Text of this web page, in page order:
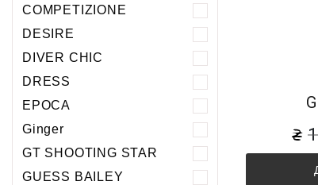
COMPETIZIONE
DESIRE
DIVER CHIC
DRESS
EPOCA
Ginger
GT SHOOTING STAR
GUESS BAILEY